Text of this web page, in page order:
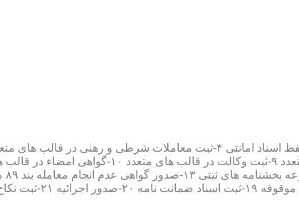
۶-ثبت معاملات اموال غیر منقول ۷-ثبت وصیت در قالبهای عهدی و تکمیلی ۸-ثبت